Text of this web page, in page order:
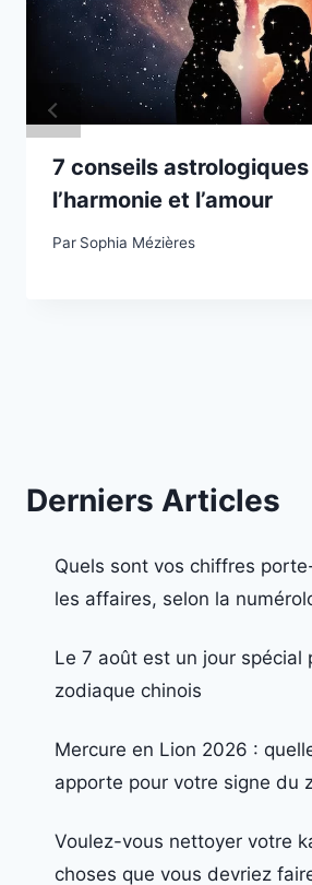
7 conseils
l’harmonie et l’amour
Par Sophia Mézières
Derniers Articles
Quels sont vos chiffres
les affaires, selon la
Le 7 août est un jour spécial
zodiaque chinois
Mercure en Lion 2026 :
apporte pour votre signe du
Voulez-vous nettoyer votre
choses que vous devriez